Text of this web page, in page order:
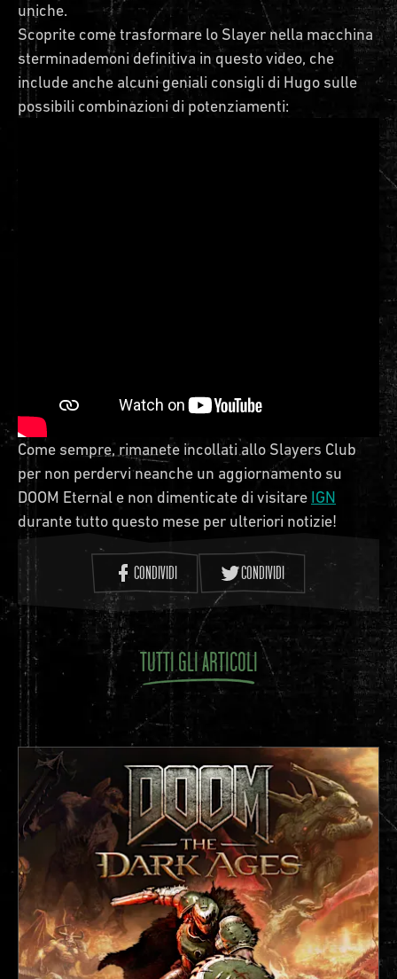
uniche.
Scoprite come trasformare lo Slayer nella macchina
sterminademoni definitiva in questo video, che
include anche alcuni geniali consigli di Hugo sulle
possibili combinazioni di potenziamenti:
Come sempre, rimanete incollati allo Slayers Club
per non perdervi neanche un aggiornamento su
DOOM Eternal e non dimenticate di visitare IGN
durante tutto questo mese per ulteriori notizie!
CONDIVIDI CONDIVIDI
TUTTI GLI ARTICOLI